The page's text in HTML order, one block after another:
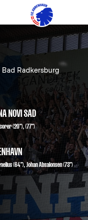
Radkersburg
NOVI SAD
(20"), (77")
(64"),Johan Absalonsen(73")